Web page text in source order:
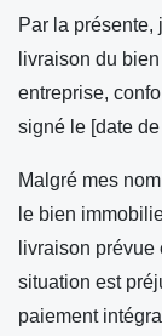
Par la présente,
livraison du
entreprise,
signé le [date
Malgré mes
le bien
livraison
situation est
paiement